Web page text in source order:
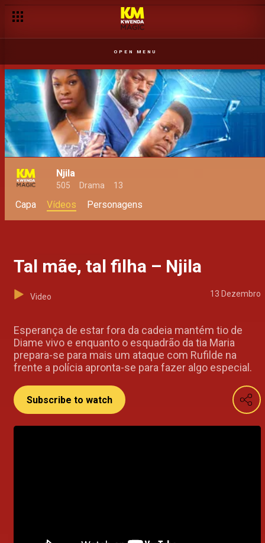
OPEN MENU
Njila
505 Drama 13
Capa Vídeos Personagens
Tal mãe, tal filha – Njila
Video 13 Dezembro
Esperança de estar fora da cadeia mantém tio de
Diame vivo e enquanto o esquadrão da tia Maria
prepara-se para mais um ataque com Rufilde na
frente a polícia apronta-se para fazer algo especial.
Subscribe to watch